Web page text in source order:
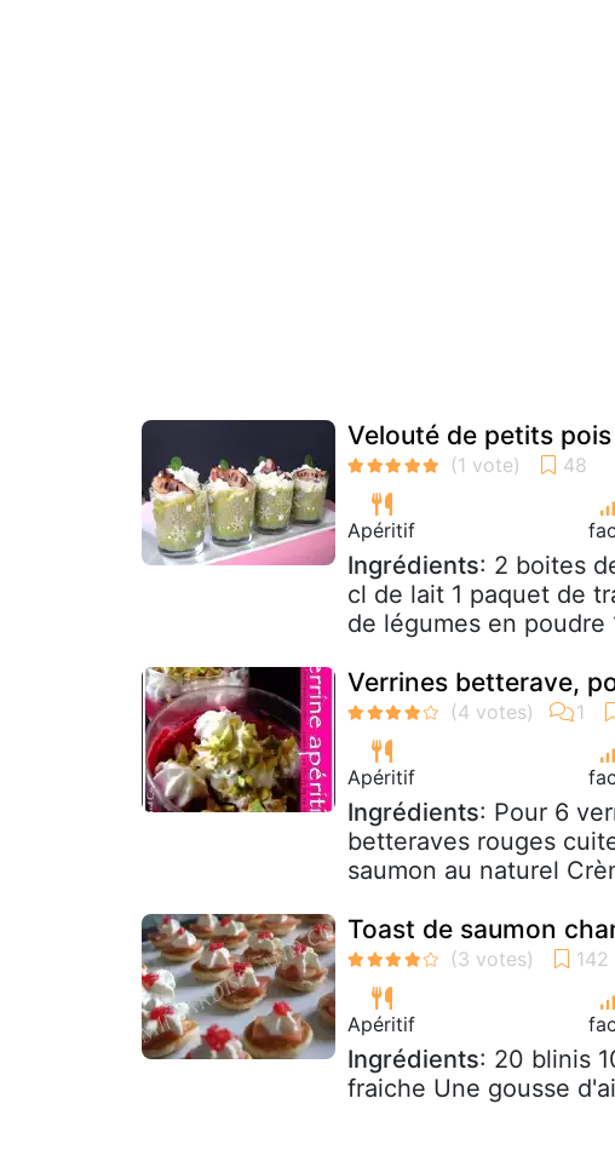
Velouté de petits
Apéritif
Ingrédients: 2 boites
cl de lait 1 paquet de
de légumes en poudre
Verrines betterave,
Apéritif
Ingrédients: Pour 6
betteraves rouges
saumon au naturel
Toast de saumon
Apéritif
Ingrédients: 20 blinis
fraiche Une gousse